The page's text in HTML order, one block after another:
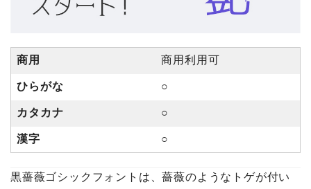
商用 商用利用可
ひらがな ○
カタカナ ○
漢字 ○
黒薔薇ゴシックフォントは、薔薇のようなトゲが付い